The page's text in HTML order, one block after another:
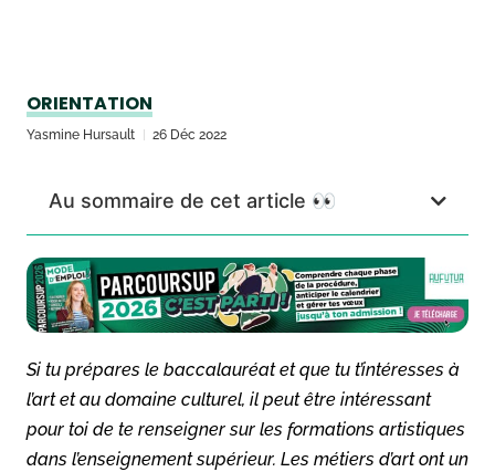
ORIENTATION
Yasmine Hursault 26 Déc 2022
Au sommaire de cet article 👀
Si tu prépares le baccalauréat et que tu t’intéresses à
l’art et au domaine culturel, il peut être intéressant
pour toi de te renseigner sur les formations artistiques
dans l’enseignement supérieur. Les métiers d’art ont un